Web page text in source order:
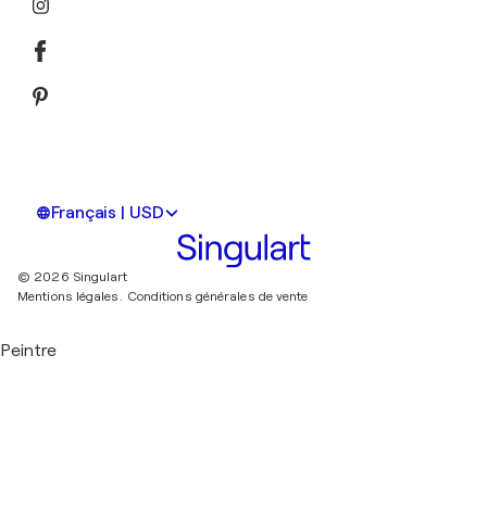
Français | USD
© 2026 Singulart
Mentions légales.
Conditions générales de vente
Peintre